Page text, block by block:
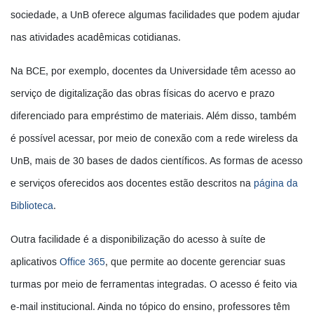
sociedade, a UnB oferece algumas facilidades que podem ajudar
nas atividades acadêmicas cotidianas.
Na BCE, por exemplo, docentes da Universidade têm acesso ao
serviço de digitalização das obras físicas do acervo e prazo
diferenciado para empréstimo de materiais. Além disso, também
é possível acessar, por meio de conexão com a rede wireless da
UnB, mais de 30 bases de dados científicos. As formas de acesso
e serviços oferecidos aos docentes estão descritos na página da
Biblioteca.
Outra facilidade é a disponibilização do acesso à suíte de
aplicativos Office 365, que permite ao docente gerenciar suas
turmas por meio de ferramentas integradas. O acesso é feito via
e-mail institucional. Ainda no tópico do ensino, professores têm